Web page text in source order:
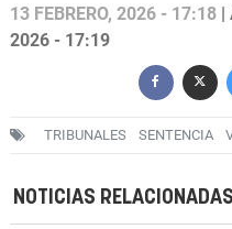
13 FEBRERO, 2026 - 17:18
2026 - 17:19
TRIBUNALES SENTENCIA
NOTICIAS RELACIONADAS